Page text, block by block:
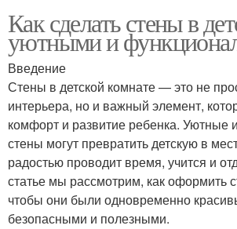
Как сделать стены в
уютными и
Введение
Стены в детской комнате — это не
интерьера, но и важный элемент,
комфорт и развитие ребенка. Уютные
стены могут превратить детскую в
радостью проводит время, учится и
статье мы рассмотрим, как оформить
чтобы они были одновременно
безопасными и полезными.